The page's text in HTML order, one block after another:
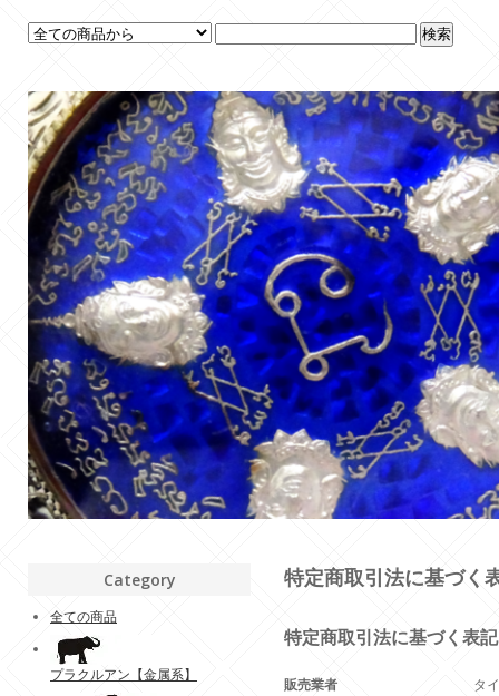
特定商取引法に基づく
特定商取引法に基づく表記
販売業者 タ
Category
全ての商品
プラクルアン【金属系】